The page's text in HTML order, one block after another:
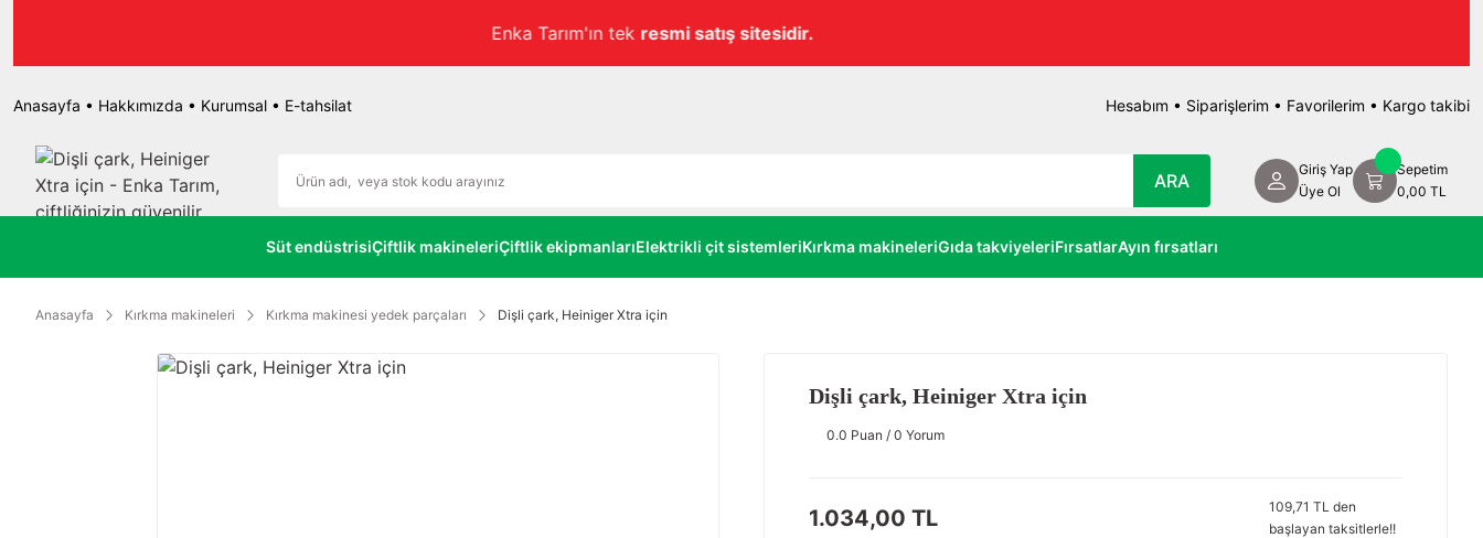
Havale ile ödemelerdealt limitsiz %3 EKSTRA İNDİRİM!
Anasayfa • Hakkımızda • Kurumsal • E-tahsilat Hesabım • Siparişlerim • Favorilerim • Kargo takibi
ARA
Giriş Yap
Üye Ol
Sepetim
0,00 TL
Süt endüstrisiÇiftlik makineleriÇiftlik ekipmanlarıElektrikli çit sistemleriKırkma makineleriGıda takviyeleriFırsatlarAyın fırsatları
Anasayfa Kırkma makineleri Kırkma makinesi yedek parçaları Dişli çark, Heiniger Xtra için
Dişli çark, Heiniger Xtra için
0.0 Puan / 0 Yorum
1.034,00 TL
109,71 TL den
başlayan taksitlerle!!